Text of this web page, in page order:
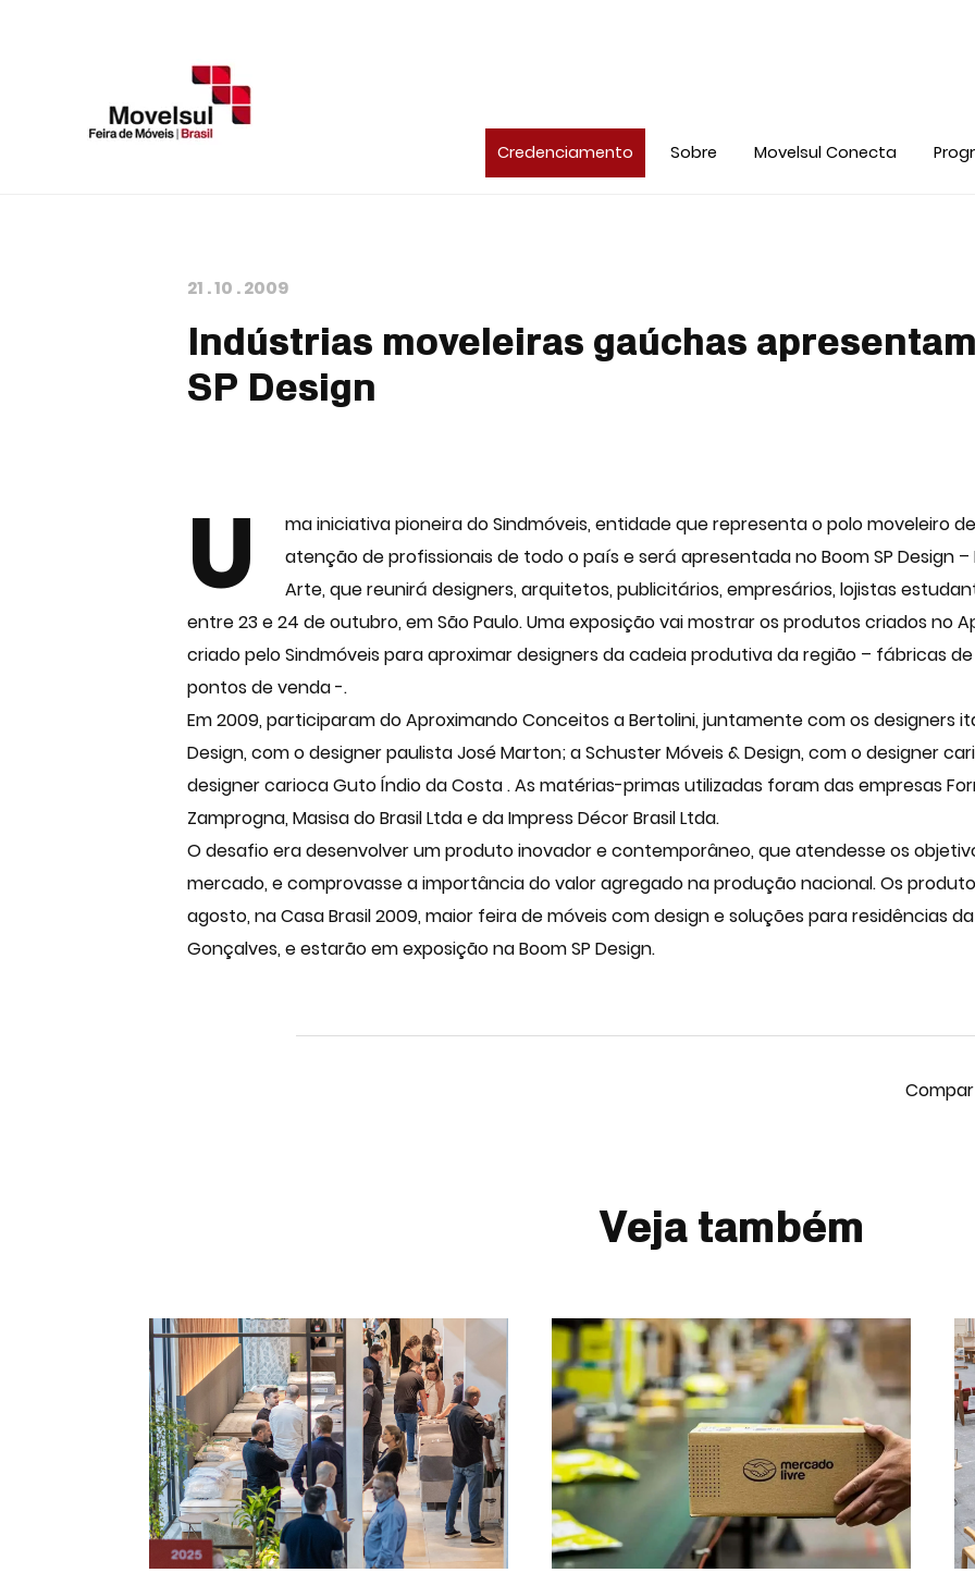
Credenciamento Sobre Movelsul Conecta
21 .10 .2009
Indústrias moveleiras gaúchas
SP Design
U
ma iniciativa pioneira do Sindmóveis, entidade que representa o polo moveleiro
atenção de profissionais de todo o país e será apresentada no Boom SP Design
Arte, que reunirá designers, arquitetos, publicitários, empresários, lojistas
entre 23 e 24 de outubro, em São Paulo. Uma exposição vai mostrar os produtos criados no
criado pelo Sindmóveis para aproximar designers da cadeia produtiva da região – fábricas
pontos de venda -.
Em 2009, participaram do Aproximando Conceitos a Bertolini, juntamente com os designers
Design, com o designer paulista José Marton; a Schuster Móveis & Design, com o designer
designer carioca Guto Índio da Costa . As matérias-primas utilizadas foram das empresas
Zamprogna, Masisa do Brasil Ltda e da Impress Décor Brasil Ltda.
O desafio era desenvolver um produto inovador e contemporâneo, que atendesse os
mercado, e comprovasse a importância do valor agregado na produção nacional. Os
agosto, na Casa Brasil 2009, maior feira de móveis com design e soluções para residências
Gonçalves, e estarão em exposição na Boom SP Design.
Veja também